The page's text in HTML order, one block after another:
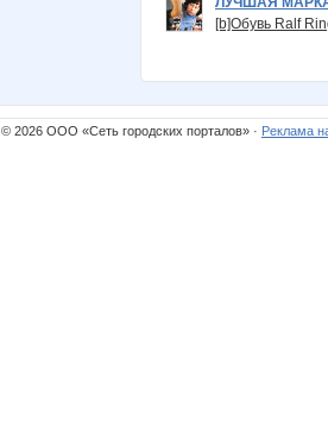
[b]Обувь Ralf
© 2026 ООО «Сеть городских порталов» · Реклама